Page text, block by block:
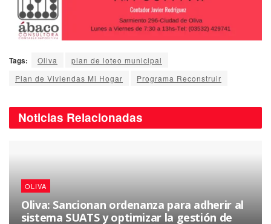
Tags: Oliva
plan de loteo municipal
Plan de Viviendas Mi Hogar
Programa Reconstruir
Noticias Relacionadas
OLIVA
Oliva: Sancionan ordenanza para adherir al
sistema SUATS y optimizar la gestión de